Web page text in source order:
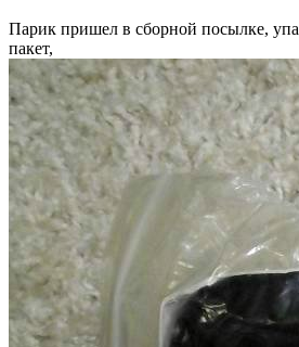
Парик пришел в сборной посылке,
пакет,